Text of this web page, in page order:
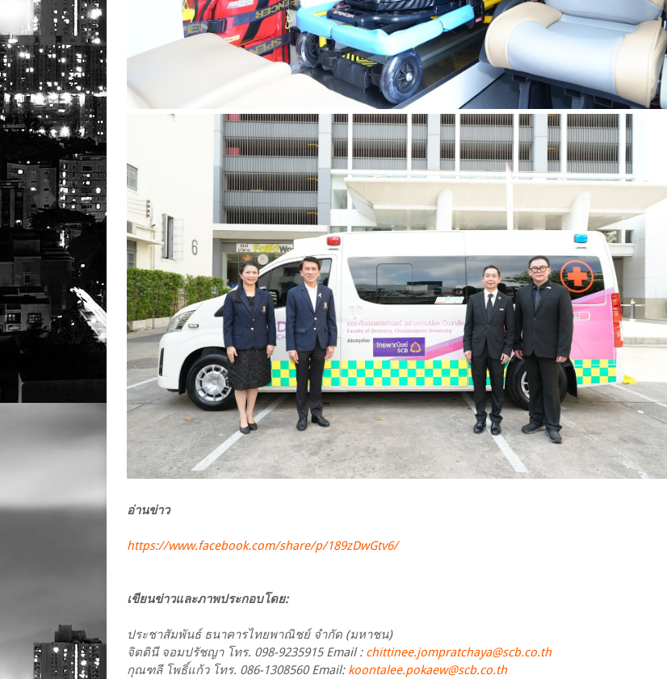
อ่านข่าว
https://www.facebook.com/share/p/189zDwGtv6/
เขียนข่าวและภาพประกอบโดย:
ประชาสัมพันธ์ ธนาคารไทยพาณิชย์ จำกัด (มหาชน)
จิตตินี จอมปรัชญา โทร. 098-9235915 Email : chittinee.jompratchaya@scb.co.th
กุณฑลี โพธิ์แก้ว โทร. 086-1308560 Email: koontalee.pokaew@scb.co.th